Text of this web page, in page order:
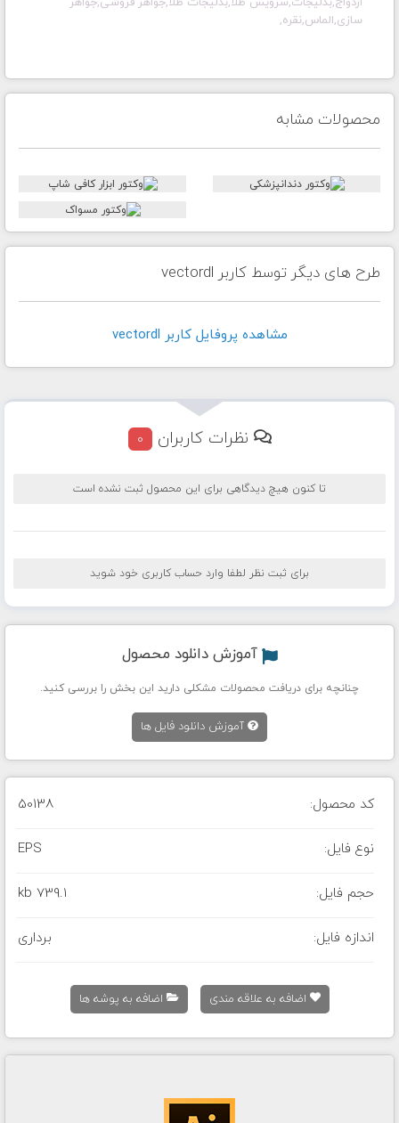
سازی,الماس,نقره,
محصولات مشابه
طرح های دیگر توسط کاربر vectordl
مشاهده پروفايل کاربر vectordl
نظرات کاربران 0
تا کنون هیچ دیدگاهی برای این محصول ثبت نشده است
برای ثبت نظر لطفا وارد حساب کاربری خود شوید
آموزش دانلود محصول
چنانچه برای دریافت محصولات مشکلی دارید این بخش را بررسی کنید.
آموزش دانلود فایل ها
کد محصول: 50138
نوع فایل: EPS
حجم فایل: 739.1 kb
اندازه فایل: برداری
اضافه به علاقه مندی اضافه به پوشه ها